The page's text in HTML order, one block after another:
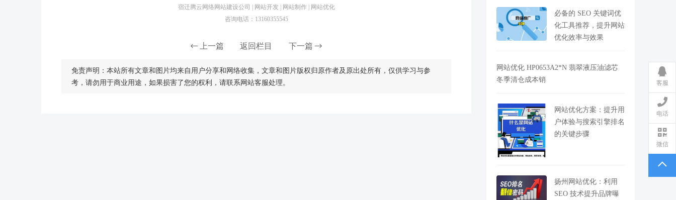
宿迁腾云网络网站建设公司 | 网站开发 | 网站制作 | 网站优化
咨询电话：13160355545
上一篇 返回栏目 下一篇
免责声明：本站所有文章和图片均来自用户分享和网络收集，文章和图片版权归原作者及原出处所有，仅供学习与参
考，请勿用于商业用途，如果损害了您的权利，请联系网站客服处理。
必备的 SEO 关键词优
化工具推荐，提升网站
优化效率与效果
网站优化 HP0653A2*N 翡翠液压油滤芯
冬季清仓成本销
网站优化方案：提升用
户体验与搜索引擎排名
的关键步骤
扬州网站优化：利用
SEO 技术提升品牌曝
客服
电话
微信